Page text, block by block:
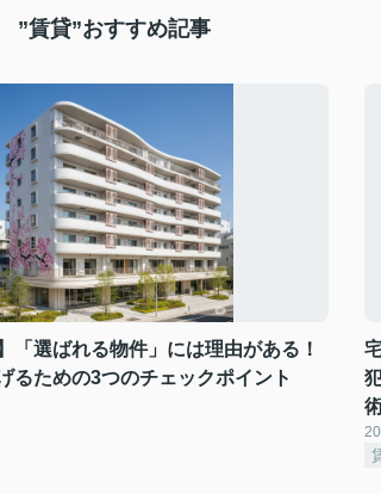
”賃貸”おすすめ記事
「選ばれる物件」には理由がある！
るための3つのチェックポイント